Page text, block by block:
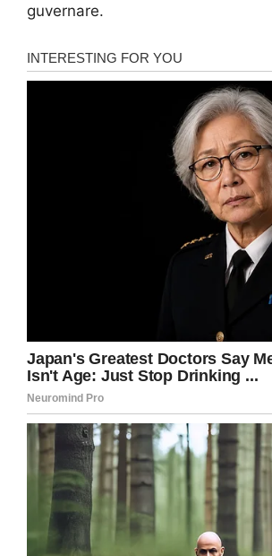
guvernare.